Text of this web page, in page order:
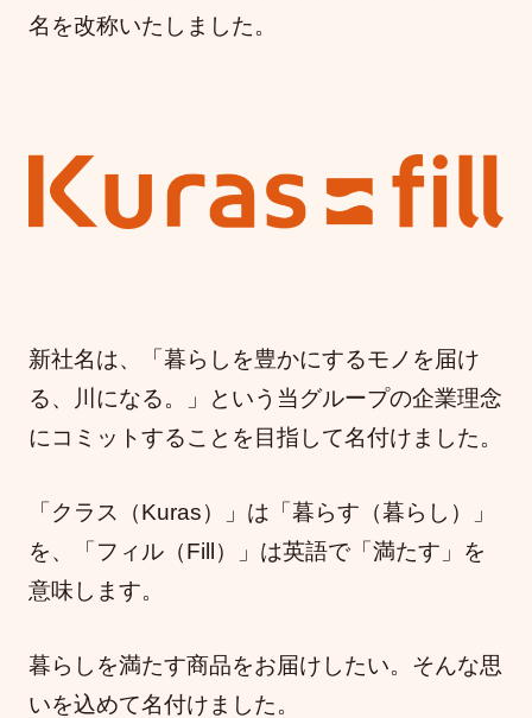
名を改称いたしました。
新社名は、「暮らしを豊かにするモノを届け
る、川になる。」という当グループの企業理念
にコミットすることを目指して名付けました。
「クラス（Kuras）」は「暮らす（暮らし）」
を、「フィル（Fill）」は英語で「満たす」を
意味します。
暮らしを満たす商品をお届けしたい。そんな思
いを込めて名付けました。